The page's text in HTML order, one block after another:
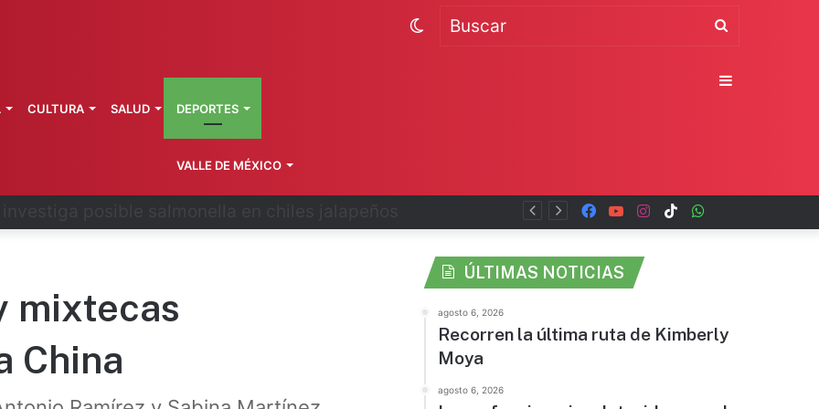
TikTok
Instagram
YouTube
Facebook
CULTURA SALUD DEPORTES
VALLE DE MÉXICO
Buscar
Switch
Sidebar
mixtecas
China
ÚLTIMAS NOTICIAS
agosto 6, 2026
Recorren la última ruta de Kimberly
Moya
agosto 6, 2026